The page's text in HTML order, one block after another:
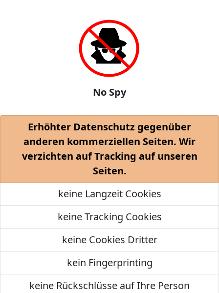
No Spy
Erhöhter Datenschutz gegenüber
anderen kommerziellen Seiten. Wir
verzichten auf Tracking auf unseren
Seiten.
keine Langzeit Cookies
keine Tracking Cookies
keine Cookies Dritter
kein Fingerprinting
keine Rückschlüsse auf Ihre Person